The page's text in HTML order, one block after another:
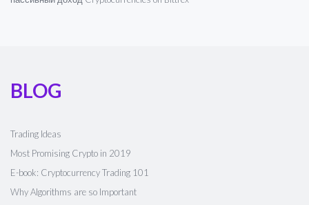
BLOG
Trading Ideas
Most Promising Crypto in 2019
E-book: Cryptocurrency Trading 101
Why Algorithms are so Important